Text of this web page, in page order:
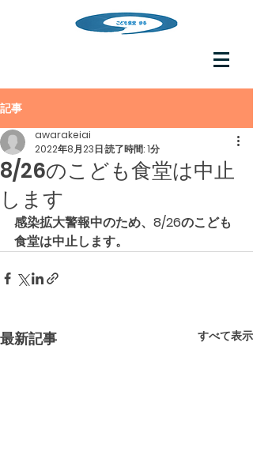
記事
8/26のこども食堂は中止
します
awarakeiai
2022年8月23日読了時間: 1分
感染拡大警報中のため、8/26のこども
食堂は中止します。
最新記事 すべて表示